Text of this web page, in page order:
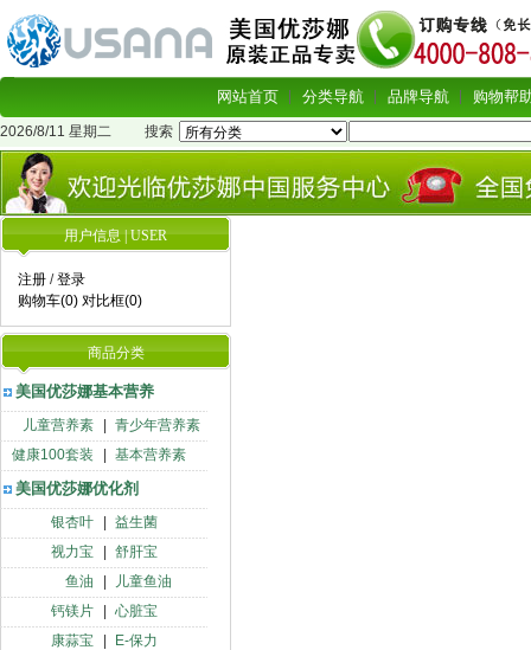
网站首页 分类导航 品牌导航 购物帮
2026/8/11 星期二 搜索
用户信息 | USER
注册 /登录
购物车(0) 对比框(0)
商品分类
美国优莎娜基本营养
儿童营养素
青少年营养素
健康100套装
基本营养素
美国优莎娜优化剂
银杏叶
益生菌
视力宝
舒肝宝
鱼油
儿童鱼油
钙镁片
心脏宝
康蒜宝
E-保力